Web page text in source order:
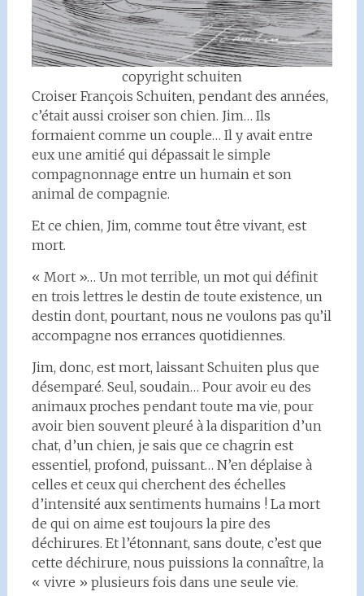
copyright schuiten
Croiser François Schuiten, pendant des années,
c’était aussi croiser son chien. Jim… Ils
formaient comme un couple… Il y avait entre
eux une amitié qui dépassait le simple
compagnonnage entre un humain et son
animal de compagnie.
Et ce chien, Jim, comme tout être vivant, est
mort.
« Mort »… Un mot terrible, un mot qui définit
en trois lettres le destin de toute existence, un
destin dont, pourtant, nous ne voulons pas qu’il
accompagne nos errances quotidiennes.
Jim, donc, est mort, laissant Schuiten plus que
désemparé. Seul, soudain… Pour avoir eu des
animaux proches pendant toute ma vie, pour
avoir bien souvent pleuré à la disparition d’un
chat, d’un chien, je sais que ce chagrin est
essentiel, profond, puissant… N’en déplaise à
celles et ceux qui cherchent des échelles
d’intensité aux sentiments humains ! La mort
de qui on aime est toujours la pire des
déchirures. Et l’étonnant, sans doute, c’est que
cette déchirure, nous puissions la connaître, la
« vivre » plusieurs fois dans une seule vie.